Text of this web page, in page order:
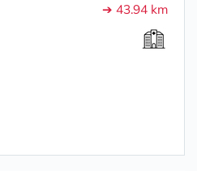
➔ 43.94 km